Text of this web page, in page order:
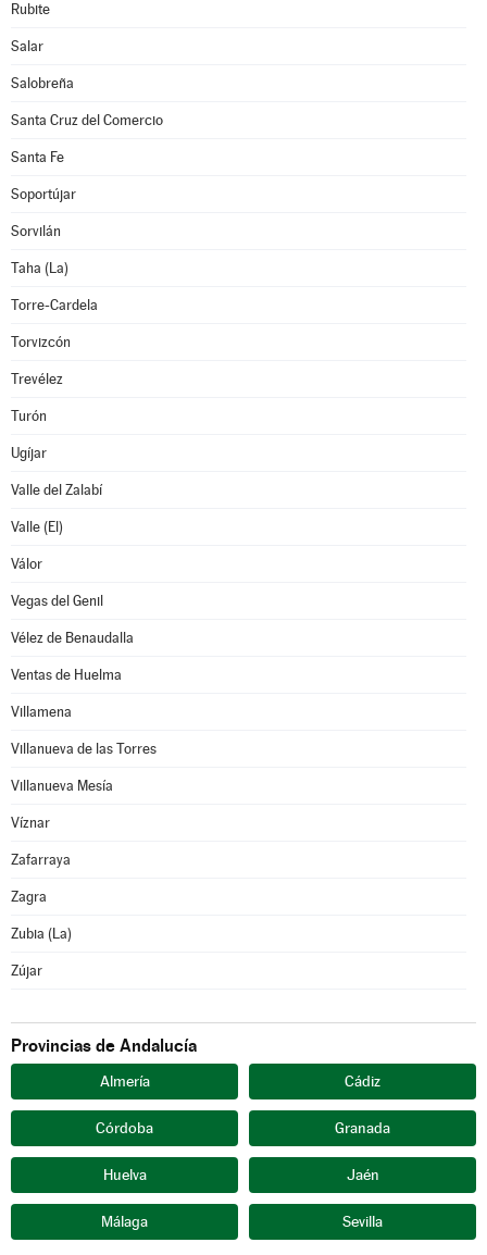
Rubite
Salar
Salobreña
Santa Cruz del Comercio
Santa Fe
Soportújar
Sorvilán
Taha (La)
Torre-Cardela
Torvizcón
Trevélez
Turón
Ugíjar
Valle del Zalabí
Valle (El)
Válor
Vegas del Genil
Vélez de Benaudalla
Ventas de Huelma
Villamena
Villanueva de las Torres
Villanueva Mesía
Víznar
Zafarraya
Zagra
Zubia (La)
Zújar
Provincias de Andalucía
Almería Cádiz
Córdoba Granada
Huelva Jaén
Málaga Sevilla